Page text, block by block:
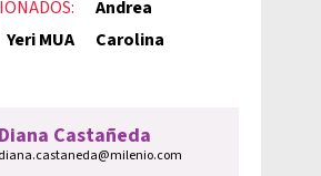
Andrea
Yeri MUA
Carolina
Diana Castañeda
diana.castaneda@milenio.com